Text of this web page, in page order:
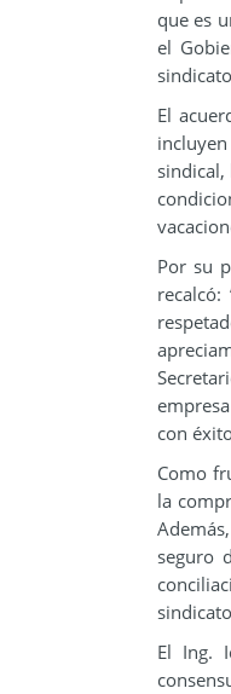
que es
el
El
sindical,
Por su
con
Como
la
seguro
El Ing.